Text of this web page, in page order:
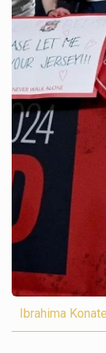
Ibrahima